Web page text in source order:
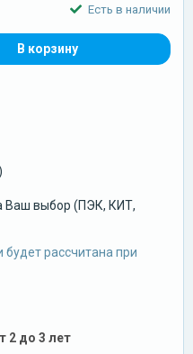
Есть в наличии
Ваш выбор (ПЭК, КИТ,
будет рассчитана при
2 до 3 лет